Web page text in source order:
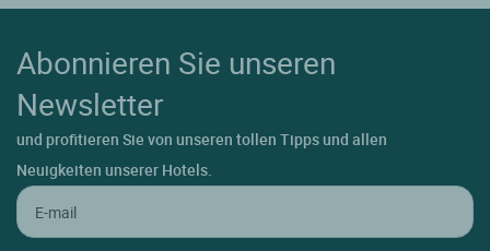
Abonnieren Sie unseren
Newsletter
und profitieren Sie von unseren tollen Tipps und allen
Neuigkeiten unserer Hotels.